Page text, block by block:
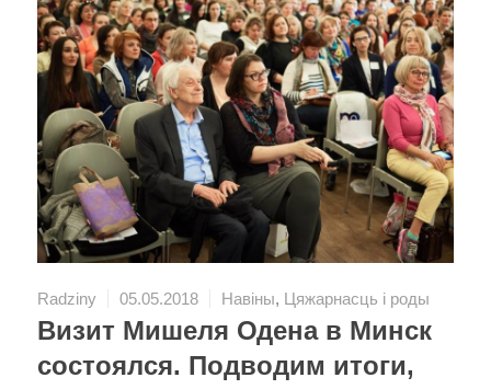
Radziny 05.05.2018 Навіны, Цяжарнасць і роды
Визит Мишеля Одена в Минск
состоялся. Подводим итоги,